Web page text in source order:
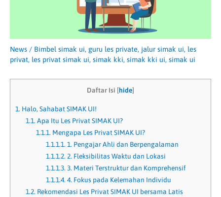
News / Bimbel simak ui, guru les private, jalur simak ui, les
privat, les privat simak ui, simak kki, simak kki ui, simak ui
Daftar Isi [hide]
1. Halo, Sahabat SIMAK UI!
1.1. Apa Itu Les Privat SIMAK UI?
1.1.1. Mengapa Les Privat SIMAK UI?
1.1.1.1. 1. Pengajar Ahli dan Berpengalaman
1.1.1.2. 2. Fleksibilitas Waktu dan Lokasi
1.1.1.3. 3. Materi Terstruktur dan Komprehensif
1.1.1.4. 4. Fokus pada Kelemahan Individu
1.2. Rekomendasi Les Privat SIMAK UI bersama Latis